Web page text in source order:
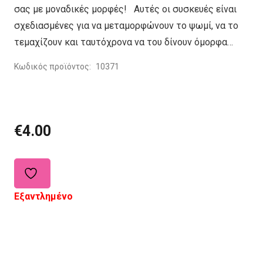
σας με μοναδικές μορφές! Αυτές οι συσκευές είναι
σχεδιασμένες για να μεταμορφώνουν το ψωμί, να το
τεμαχίζουν και ταυτόχρονα να του δίνουν όμορφα…
Κωδικός προϊόντος: 10371
€4.00
Εξαντλημένο